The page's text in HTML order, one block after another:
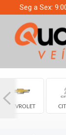
Seg a Sex:
CHEVROLET